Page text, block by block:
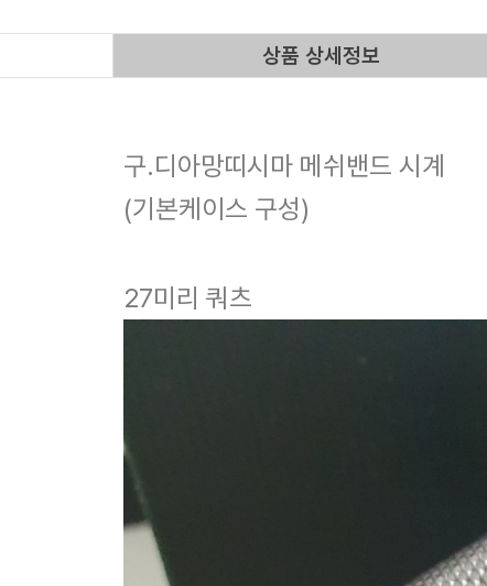
상품 상세정보
구.디아망띠시마 메쉬밴드 시계
(기본케이스 구성)
27미리 쿼츠